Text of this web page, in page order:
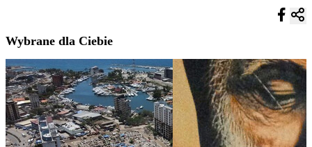
Wybrane dla Ciebie